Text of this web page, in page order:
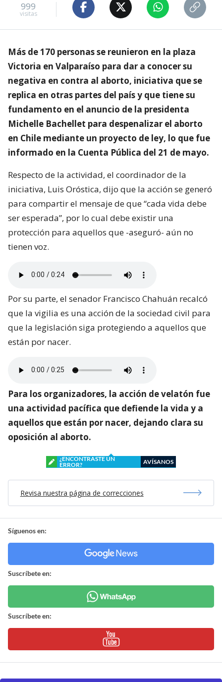
999
visitas
Más de 170 personas se reunieron en la plaza
Victoria en Valparaíso para dar a conocer su
negativa en contra al aborto, iniciativa que se
replica en otras partes del país y que tiene su
fundamento en el anuncio de la presidenta
Michelle Bachellet para despenalizar el aborto
en Chile mediante un proyecto de ley, lo que fue
informado en la Cuenta Pública del 21 de mayo.
Respecto de la actividad, el coordinador de la
iniciativa, Luis Oróstica, dijo que la acción se generó
para compartir el mensaje de que “cada vida debe
ser esperada”, por lo cual debe existir una
protección para aquellos que -aseguró- aún no
tienen voz.
Por su parte, el senador Francisco Chahuán recalcó
que la vigilia es una acción de la sociedad civil para
que la legislación siga protegiendo a aquellos que
están por nacer.
Para los organizadores, la acción de velatón fue
una actividad pacífica que defiende la vida y a
aquellos que están por nacer, dejando clara su
oposición al aborto.
¿ENCONTRASTE UN
ERROR?
AVÍSANOS
Revisa nuestra página de correcciones
Síguenos en:
Suscríbete en:
Suscríbete en: